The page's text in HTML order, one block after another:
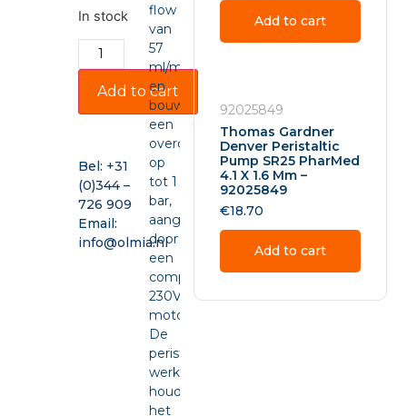
In stock
Add to cart
Bel: +31
(0)344 –
726 909
Email:
info@olmia.nl
flow
van
57
ml/min
en
bouwt
een
overdruk
op
tot 1
bar,
aangedreven
door
een
compacte
230VAC-
motor.
De
peristaltische
werking
houdt
het
Add to cart
92025849
Thomas Gardner
Denver Peristaltic
Pump SR25 PharMed
4.1 X 1.6 Mm –
92025849
€18.70
Add to cart